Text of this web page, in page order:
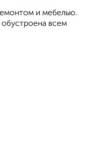
и мебелью.
обустроена всем